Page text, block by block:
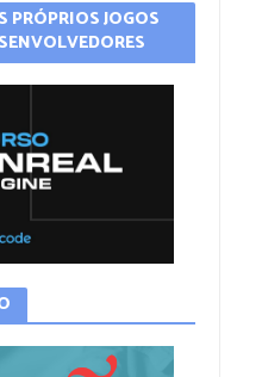
PRÓPRIOS JOGOS